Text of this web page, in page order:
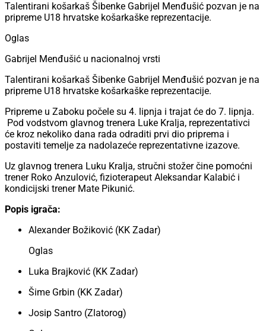
Talentirani košarkaš Šibenke Gabrijel Menđušić pozvan je na
pripreme U18 hrvatske košarkaške reprezentacije.
Oglas
Gabrijel Menđušić u nacionalnoj vrsti
Talentirani košarkaš Šibenke Gabrijel Menđušić pozvan je na
pripreme U18 hrvatske košarkaške reprezentacije.
Pripreme u Zaboku počele su 4. lipnja i trajat će do 7. lipnja.
Pod vodstvom glavnog trenera Luke Kralja, reprezentativci
će kroz nekoliko dana rada odraditi prvi dio priprema i
postaviti temelje za nadolazeće reprezentativne izazove.
Uz glavnog trenera Luku Kralja, stručni stožer čine pomoćni
trener Roko Anzulović, fizioterapeut Aleksandar Kalabić i
kondicijski trener Mate Pikunić.
Popis igrača:
Alexander Božiković (KK Zadar)
Oglas
Luka Brajković (KK Zadar)
Šime Grbin (KK Zadar)
Josip Santro (Zlatorog)